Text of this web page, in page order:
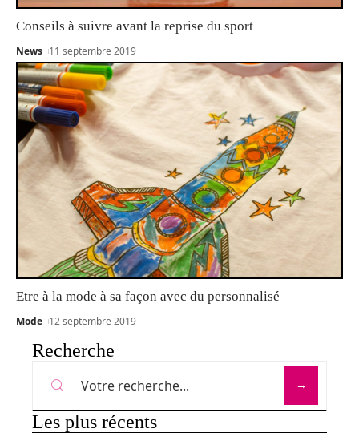
Conseils à suivre avant la reprise du sport
News 11 septembre 2019
Etre à la mode à sa façon avec du personnalisé
Mode 12 septembre 2019
Recherche
Les plus récents